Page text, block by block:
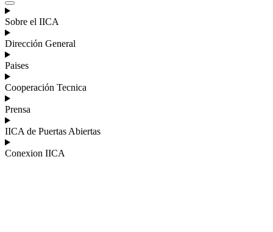
Sobre el IICA
Dirección General
Paises
Cooperación Tecnica
Prensa
IICA de Puertas Abiertas
Conexion IICA